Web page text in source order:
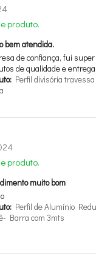
produto.
bem atendida.
de confiança, fui
de qualidade e
Perfil divisória
produto.
muito bom
Perfil de Alumínio
Barra com 3mts